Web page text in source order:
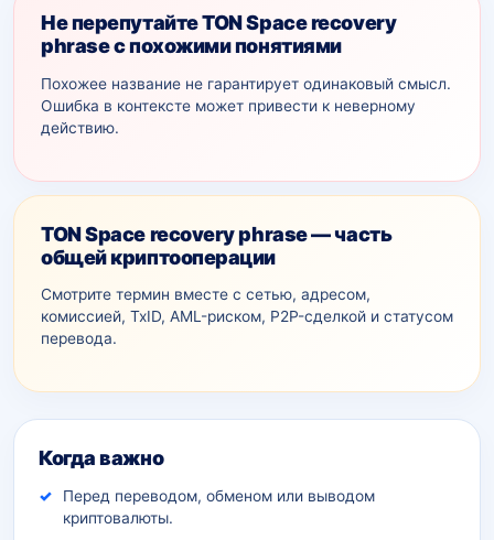
Не перепутайте TON Space recovery
phrase с похожими понятиями
Похожее название не гарантирует одинаковый смысл.
Ошибка в контексте может привести к неверному
действию.
TON Space recovery phrase — часть
общей криптооперации
Смотрите термин вместе с сетью, адресом,
комиссией, TxID, AML-рискoм, P2P-сделкой и статусом
перевода.
Дополнительный контекст
Когда важно
Перед переводом, обменом или выводом
криптовалюты.